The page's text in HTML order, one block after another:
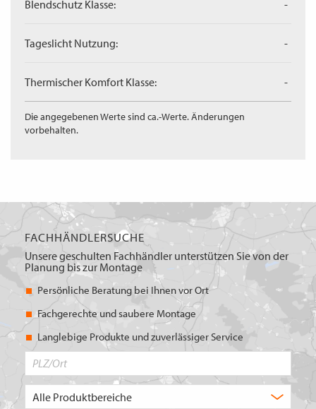
Blendschutz Klasse: -
Tageslicht Nutzung: -
Thermischer Komfort Klasse: -
Die angegebenen Werte sind ca.-Werte. Änderungen
vorbehalten.
FACHHÄNDLERSUCHE
Unsere geschulten Fachhändler unterstützen Sie von der
Planung bis zur Montage
Persönliche Beratung bei Ihnen vor Ort
Fachgerechte und saubere Montage
Langlebige Produkte und zuverlässiger Service